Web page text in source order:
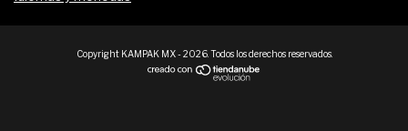
Copyright KAMPAK MX - 2026. Todos los derechos reservados.